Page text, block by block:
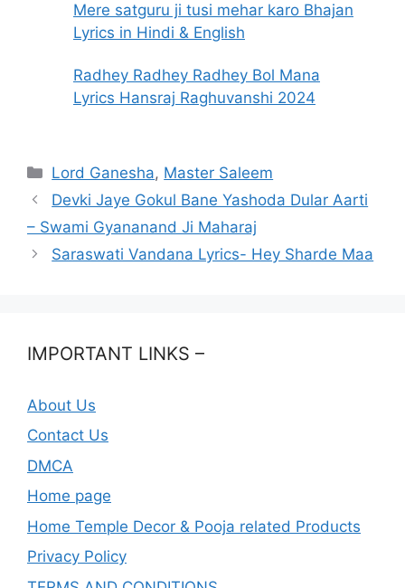
Mere satguru ji tusi mehar karo Bhajan
Lyrics in Hindi & English
Radhey Radhey Radhey Bol Mana
Lyrics Hansraj Raghuvanshi 2024
Categories
Lord Ganesha, Master Saleem
Devki Jaye Gokul Bane Yashoda Dular Aarti
– Swami Gyananand Ji Maharaj
Saraswati Vandana Lyrics- Hey Sharde Maa
IMPORTANT LINKS –
About Us
Contact Us
DMCA
Home page
Home Temple Decor & Pooja related Products
Privacy Policy